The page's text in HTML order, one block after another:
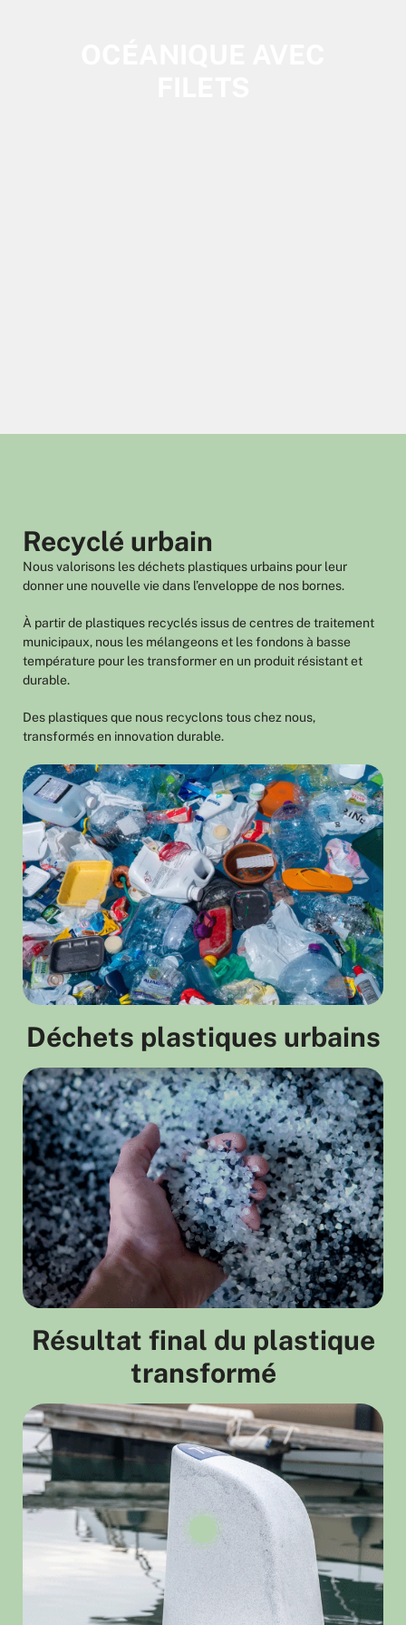
Recyclé urbain
Nous valorisons les déchets plastiques urbains pour leur
donner une nouvelle vie dans l’enveloppe de nos bornes.
À partir de plastiques recyclés issus de centres de traitement
municipaux, nous les mélangeons et les fondons à basse
température pour les transformer en un produit résistant et
durable.
Des plastiques que nous recyclons tous chez nous,
transformés en innovation durable.
Déchets plastiques urbains
Résultat final du plastique
transformé